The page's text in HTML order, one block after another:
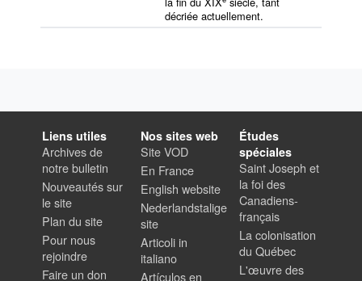
décriée actuellement.
Liens utiles
Archives de
notre bulletin
Nouveautés sur
le site
Plan du site
Pour nous
rejoindre
Faire un don
Nos sites web
Site VOD
En France
English website
Nederlandstalige
site
Articoli in
italiano
Artículos en
Études
spéciales
Saint Joseph et
la foi des
Canadiens-
français
La colonisation
du Québec
L'œuvre des